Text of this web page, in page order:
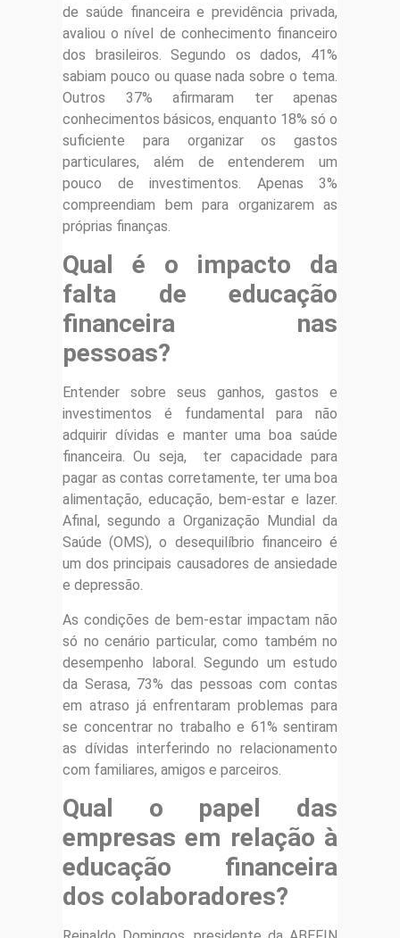
de saúde financeira e previdência privada,
avaliou o nível de conhecimento financeiro
dos brasileiros. Segundo os dados, 41%
sabiam pouco ou quase nada sobre o tema.
Outros 37% afirmaram ter apenas
conhecimentos básicos, enquanto 18% só o
suficiente para organizar os gastos
particulares, além de entenderem um
pouco de investimentos. Apenas 3%
compreendiam bem para organizarem as
próprias finanças.
Qual é o impacto da
falta de educação
financeira nas
pessoas?
Entender sobre seus ganhos, gastos e
investimentos é fundamental para não
adquirir dívidas e manter uma boa saúde
financeira. Ou seja, ter capacidade para
pagar as contas corretamente, ter uma boa
alimentação, educação, bem-estar e lazer.
Afinal, segundo a Organização Mundial da
Saúde (OMS), o desequilíbrio financeiro é
um dos principais causadores de ansiedade
e depressão.
As condições de bem-estar impactam não
só no cenário particular, como também no
desempenho laboral. Segundo um estudo
da Serasa, 73% das pessoas com contas
em atraso já enfrentaram problemas para
se concentrar no trabalho e 61% sentiram
as dívidas interferindo no relacionamento
com familiares, amigos e parceiros.
Qual o papel das
empresas em relação à
educação financeira
dos colaboradores?